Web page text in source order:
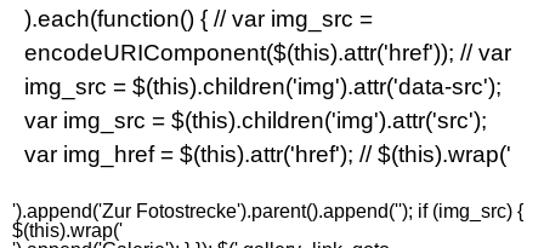
).each(function() { // var img_src =
encodeURIComponent($(this).attr('href')); // var
img_src = $(this).children('img').attr('data-src');
var img_src = $(this).children('img').attr('src');
var img_href = $(this).attr('href'); // $(this).wrap('
').append('Zur Fotostrecke').parent().append(''); if (img_src) {
$(this).wrap('